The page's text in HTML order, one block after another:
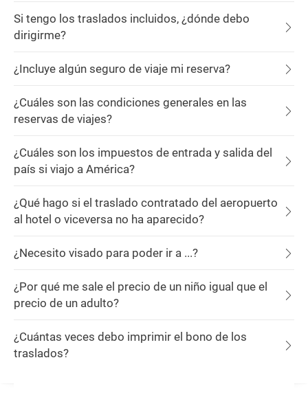
Si tengo los traslados incluidos, ¿dónde debo
dirigirme?
¿Incluye algún seguro de viaje mi reserva?
¿Cuáles son las condiciones generales en las
reservas de viajes?
¿Cuáles son los impuestos de entrada y salida del
país si viajo a América?
¿Qué hago si el traslado contratado del aeropuerto
al hotel o viceversa no ha aparecido?
¿Necesito visado para poder ir a ...?
¿Por qué me sale el precio de un niño igual que el
precio de un adulto?
¿Cuántas veces debo imprimir el bono de los
traslados?